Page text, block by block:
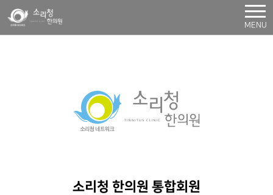
MENU
소리청 한의원 통합회원